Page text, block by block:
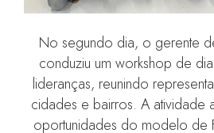
No segundo dia, o gerente
conduziu um workshop de
lideranças, reunindo
cidades e bairros. A atividade
oportunidades do modelo de